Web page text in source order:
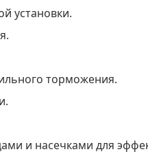
установки.
торможения.
и насечками для